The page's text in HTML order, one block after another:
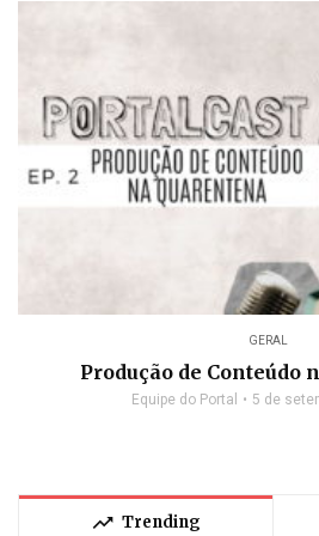
GERAL
Produção de Conteúdo
Equipe do Portal 5 de
trending_up Trending